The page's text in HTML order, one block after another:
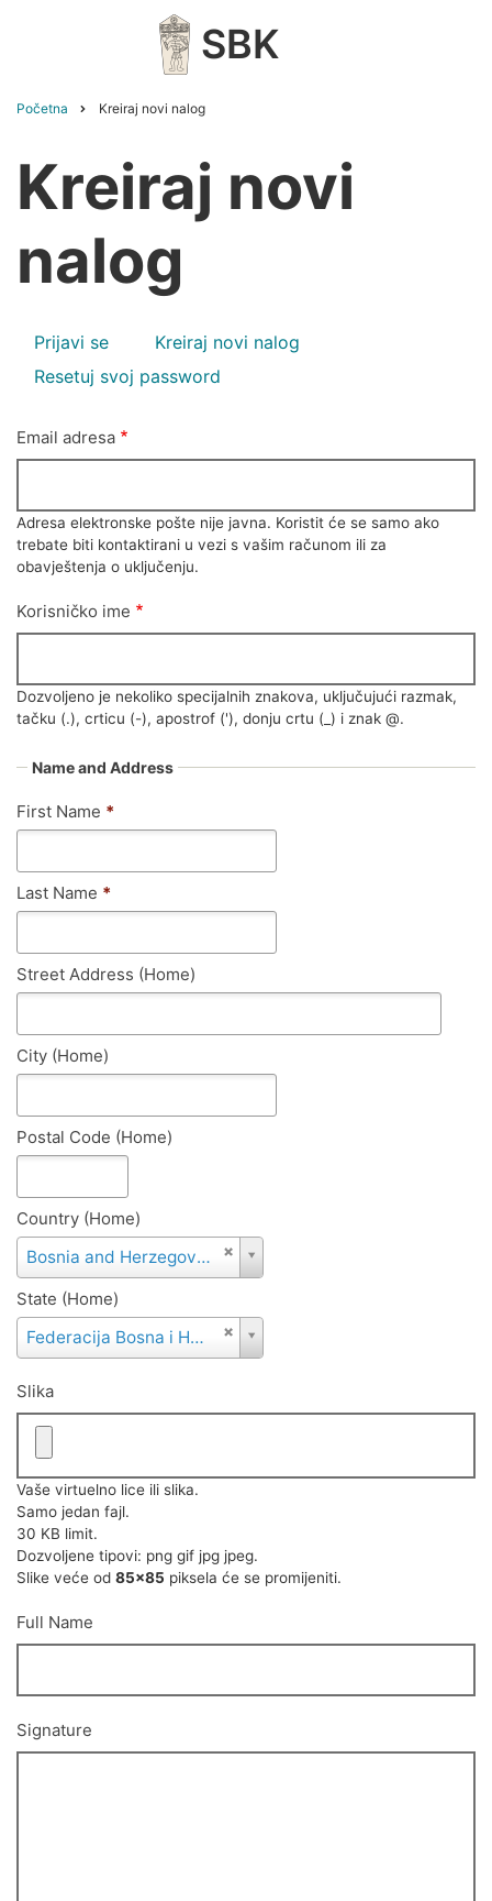
SBK
Breadcrumb
Početna Kreiraj novi nalog
Kreiraj novi
nalog
Primarni
tabovi
Prijavi se
Kreiraj novi nalog
Resetuj svoj password
Email adresa
Adresa elektronske pošte nije javna. Koristit će se samo ako
trebate biti kontaktirani u vezi s vašim računom ili za
obavještenja o uključenju.
Korisničko ime
Dozvoljeno je nekoliko specijalnih znakova, uključujući razmak,
tačku (.), crticu (-), apostrof ('), donju crtu (_) i znak @.
Name and Address
First Name *
Last Name *
Street Address (Home)
City (Home)
Postal Code (Home)
Country (Home)
Bosnia and Herzegovina
Country
(Home)
State (Home)
Federacija Bosna i Hercegovina
State
(Home)
Slika
Vaše virtuelno lice ili slika.
Samo jedan fajl.
30 KB limit.
Dozvoljene tipovi: png gif jpg jpeg.
Slike veće od 85x85 piksela će se promijeniti.
Full Name
Signature